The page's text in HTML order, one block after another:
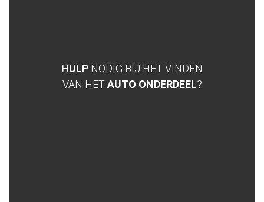
HULP NODIG BIJ HET VINDEN
VAN HETAUTO ONDERDEEL?